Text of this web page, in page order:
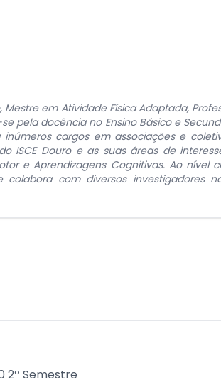
em Atividade Física Adaptada,
pela docência no Ensino Básico e
cargos em associações e
ISCE Douro e as suas áreas de
e Aprendizagens Cognitivas. Ao
com diversos investigadores
2º Semestre